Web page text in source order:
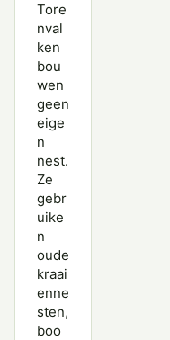
Tore
nval
ken
bou
wen
geen
eige
n
nest.
Ze
gebr
uike
n
oude
kraai
enne
sten,
boo